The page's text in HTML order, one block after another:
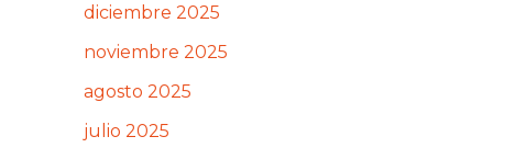
diciembre 2025
noviembre 2025
agosto 2025
julio 2025